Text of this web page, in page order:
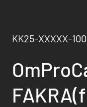
KK25-XXXXX-